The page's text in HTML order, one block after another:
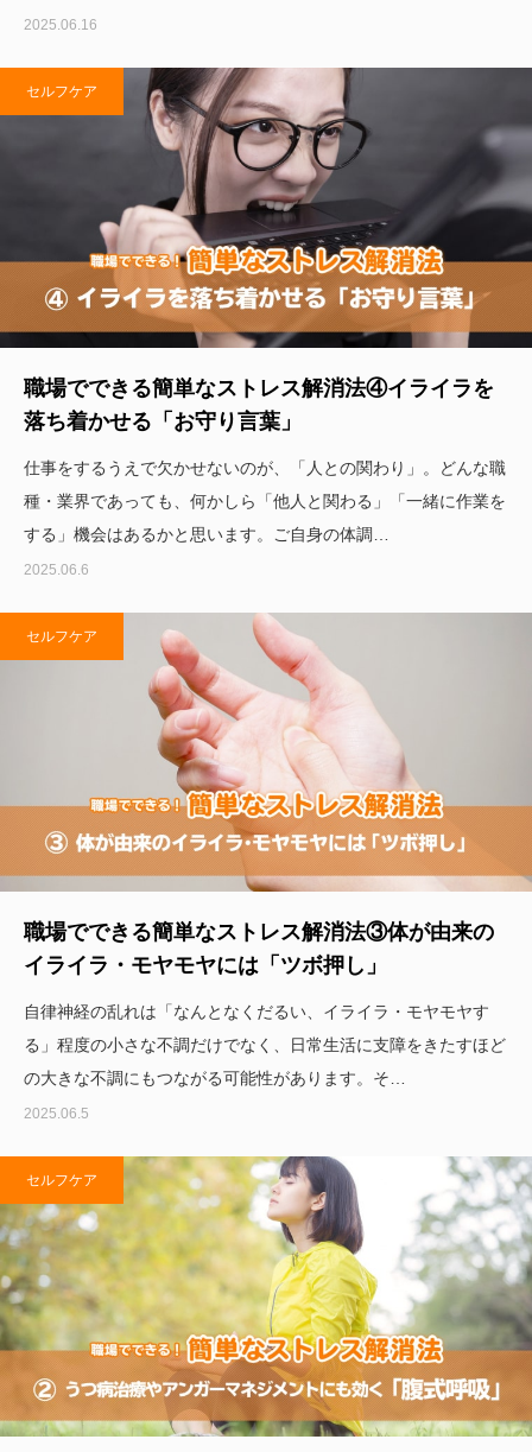
2025.06.16
セルフケア
職場でできる簡単なストレス解消法④イライラを
落ち着かせる「お守り言葉」
仕事をするうえで欠かせないのが、「人との関わり」。どんな職
種・業界であっても、何かしら「他人と関わる」「一緒に作業を
する」機会はあるかと思います。ご自身の体調…
2025.06.6
セルフケア
職場でできる簡単なストレス解消法③体が由来の
イライラ・モヤモヤには「ツボ押し」
自律神経の乱れは「なんとなくだるい、イライラ・モヤモヤす
る」程度の小さな不調だけでなく、日常生活に支障をきたすほど
の大きな不調にもつながる可能性があります。そ…
2025.06.5
セルフケア